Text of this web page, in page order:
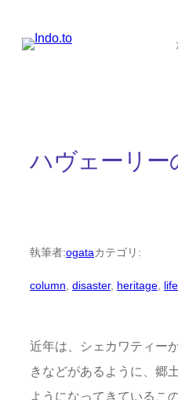
ハヴェーリー
執筆者:ogataカテゴリ:
column disaster, heritage life
近年は、シェカワティー
きなどがあるように、郷
ようになってきているこ